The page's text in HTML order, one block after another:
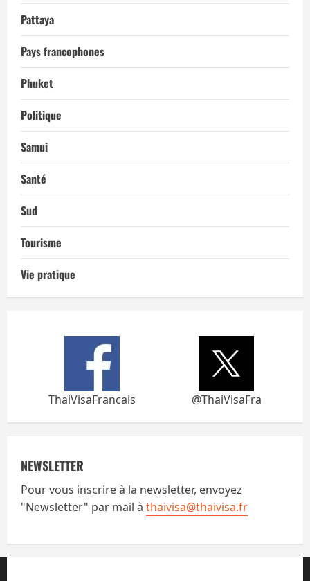
Pattaya
Pays francophones
Phuket
Politique
Samui
Santé
Sud
Tourisme
Vie pratique
ThaiVisaFrancais @ThaiVisaFra
NEWSLETTER
Pour vous inscrire à la newsletter, envoyez
"Newsletter" par mail à thaivisa@thaivisa.fr